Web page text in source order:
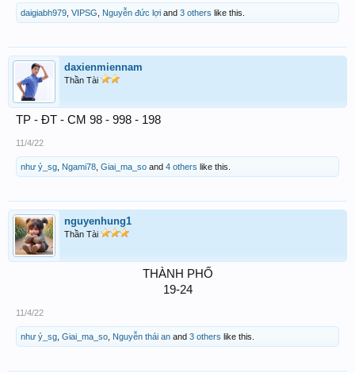
daigiabh979 VIPSG Nguyễn đức lợi and 3 others like this.
daxienmiennam
Thần Tài
TP - ĐT - CM 98 - 998 - 198
11/4/22
như ý_sg Ngami78 Giai_ma_so and 4 others like this.
nguyenhung1
Thần Tài
THÀNH PHỐ
19-24​
11/4/22
như ý_sg Giai_ma_so Nguyễn thái an and 3 others like this.